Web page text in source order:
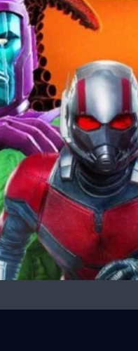
งวายร้ายคนใหม่
Country
นช่วงเริ่มต้นกลับมาเริ่ม
เรื่องหลังโควิด-19 ทั้ง
Chi and the Legend
ถ่ายทำที่ประเทศ
ชื่อของนักแสดงใหม่ที่จะมา
กพักใหญ่ Marvel Studios
มองหานักแสดงที่กำลังดัง
ดงหนังของพวกเขาอยู่
ด้สมาชิกเพิ่มมาอีกหนึ่งคน
ำลังโด่งดังจากซีรีส์ไซไฟ
ป็นการร่วมอำนวยการสร้าง
รวมถึงหนัง Da 5 Bloods
ตอนนี้เขาได้ถูกทาบทาม
หม่ในหนัง Ant-Man ภาค 3